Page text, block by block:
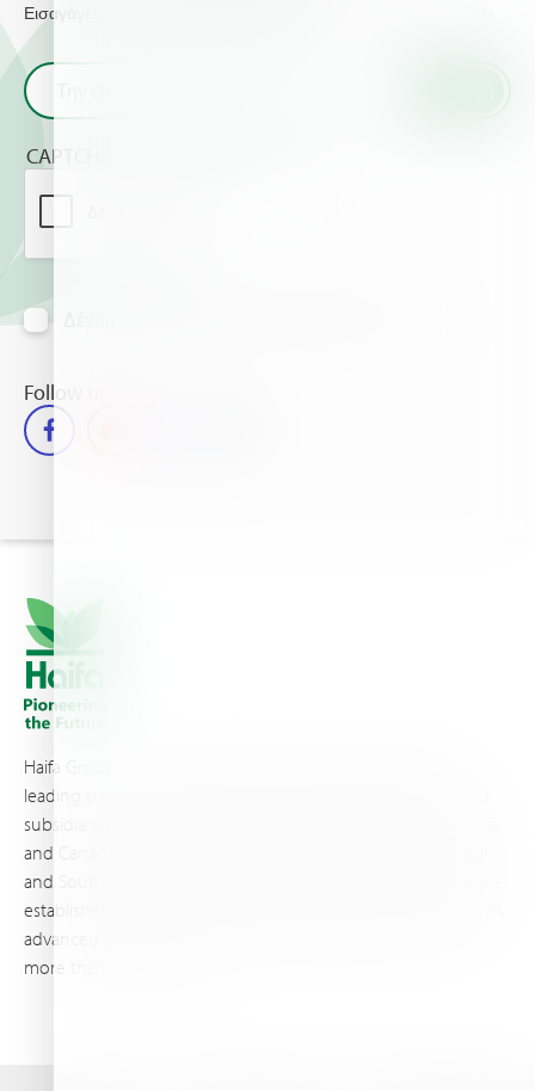
Εισαγάγετε το email σας και λάβετε τα τελευταία νέα από τη Haifa
CAPTCHA
Follow us
Haifa Group is a multi-national corporation and a global
leading supplier of specialty fertilizers, operating through 19
subsidiaries worldwide, with production sites in Israel, France,
and Canada, as well as proprietary blending facilities in Brazil
and South Africa. Backed by extensive infrastructure and well-
established distribution and logistics networks, Haifa makes its
advanced plant nutrition solutions available to growers in
more than 100 countries.